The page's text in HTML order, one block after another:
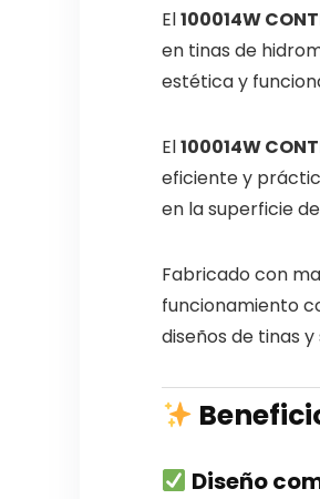
El100014W
en tinas de
estética y
El100014W
eficiente y
en la superficie
Fabricado con
funcionamiento
diseños de tinas
Diseño